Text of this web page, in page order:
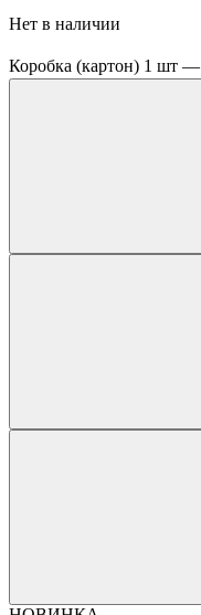
Нет в наличии
Коробка (картон) 1 шт —